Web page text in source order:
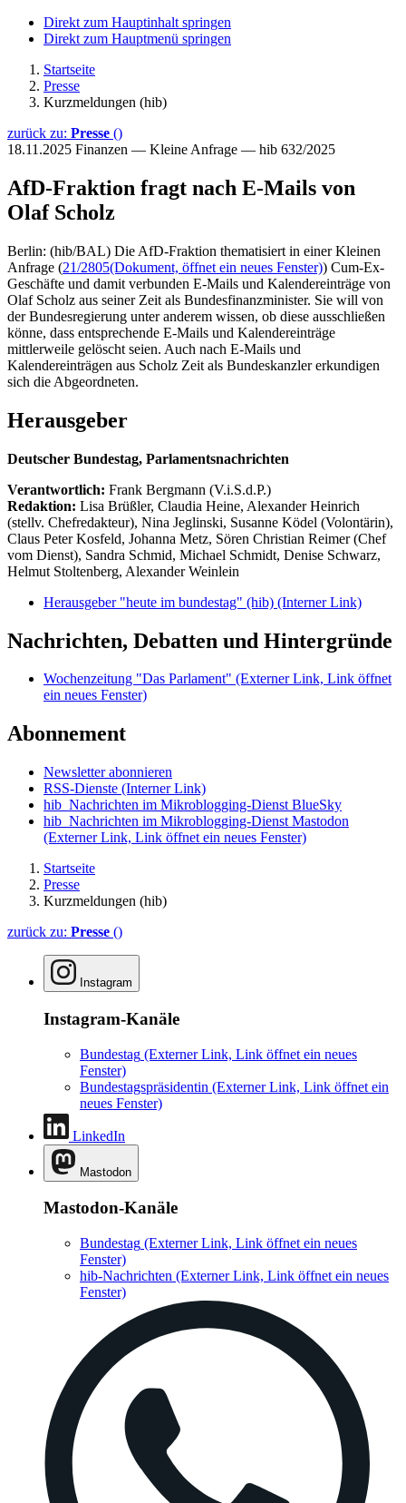
Direkt zum Hauptinhalt springen
Direkt zum Hauptmenü springen
Startseite
Presse
Kurzmeldungen (hib)
zurück zu: Presse ()
18.11.2025 Finanzen — Kleine Anfrage — hib 632/2025
AfD-Fraktion fragt nach E-Mails von
Olaf Scholz
Berlin: (hib/BAL) Die AfD-Fraktion thematisiert in einer Kleinen
Anfrage (21/2805(Dokument, öffnet ein neues Fenster)) Cum-Ex-
Geschäfte und damit verbunden E-Mails und Kalendereinträge von
Olaf Scholz aus seiner Zeit als Bundesfinanzminister. Sie will von
der Bundesregierung unter anderem wissen, ob diese ausschließen
könne, dass entsprechende E-Mails und Kalendereinträge
mittlerweile gelöscht seien. Auch nach E-Mails und
Kalendereinträgen aus Scholz Zeit als Bundeskanzler erkundigen
sich die Abgeordneten.
Herausgeber
Deutscher Bundestag, Parlamentsnachrichten
Verantwortlich: Frank Bergmann (V.i.S.d.P.)
Redaktion: Lisa Brüßler, Claudia Heine, Alexander Heinrich
(stellv. Chefredakteur), Nina Jeglinski, Susanne Ködel (Volontärin),
Claus Peter Kosfeld, Johanna Metz, Sören Christian Reimer (Chef
vom Dienst), Sandra Schmid, Michael Schmidt, Denise Schwarz,
Helmut Stoltenberg, Alexander Weinlein
Herausgeber "heute im bundestag" (hib) (Interner Link)
Nachrichten, Debatten und Hintergründe
Wochenzeitung "Das Parlament" (Externer Link, Link öffnet
ein neues Fenster)
Abonnement
Newsletter abonnieren
RSS-Dienste (Interner Link)
hib_Nachrichten im Mikroblogging-Dienst BlueSky
hib_Nachrichten im Mikroblogging-Dienst Mastodon
(Externer Link, Link öffnet ein neues Fenster)
Startseite
Presse
Kurzmeldungen (hib)
zurück zu: Presse ()
Instagram
Instagram-Kanäle
Bundestag (Externer Link, Link öffnet ein neues
Fenster)
Bundestagspräsidentin (Externer Link, Link öffnet ein
neues Fenster)
LinkedIn
Mastodon
Mastodon-Kanäle
Bundestag (Externer Link, Link öffnet ein neues
Fenster)
hib-Nachrichten (Externer Link, Link öffnet ein neues
Fenster)